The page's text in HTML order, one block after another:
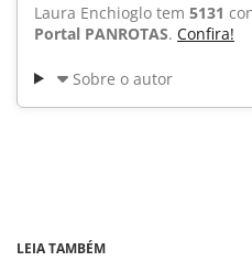
Laura Enchioglo tem 5131
Portal PANROTAS. Confira!
Sobre o autor
LEIA TAMBÉM